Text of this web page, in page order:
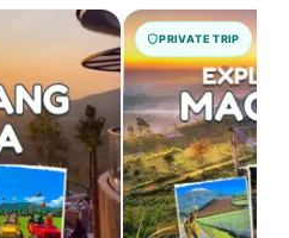
PRIVATE TRIP